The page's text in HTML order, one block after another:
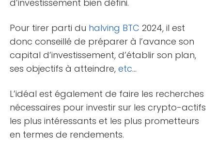
d’investissement bien défini.
Pour tirer parti du halving BTC 2024, il est
donc conseillé de préparer à l’avance son
capital d’investissement, d’établir son plan,
ses objectifs à atteindre, etc…
L’idéal est également de faire les recherches
nécessaires pour investir sur les crypto-actifs
les plus intéressants et les plus prometteurs
en termes de rendements.